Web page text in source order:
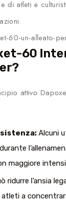
di atleti e
60-un-alleato-
60
attivo
Alcuni
maggiore
ridurre l’ansia
a